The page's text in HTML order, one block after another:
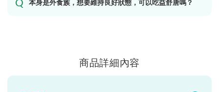
本身是外食族，想要維持良好狀態，可以吃益舒唐嗎？
商品詳細內容